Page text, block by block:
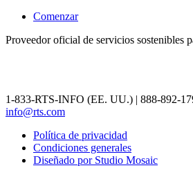
Comenzar
Proveedor oficial de servicios sostenibles
1-833-RTS-INFO (EE. UU.) | 888-892-
info@rts.com
Política de privacidad
Condiciones generales
Diseñado por Studio Mosaic